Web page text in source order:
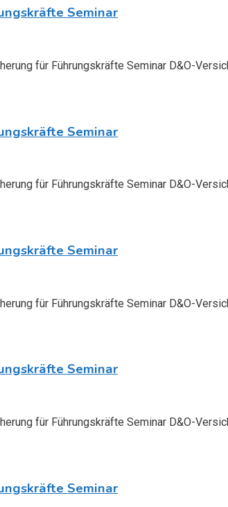
Seminar
für Führungskräfte Seminar D&O-
Seminar
für Führungskräfte Seminar D&O-
Seminar
für Führungskräfte Seminar D&O-
Seminar
für Führungskräfte Seminar D&O-
Seminar